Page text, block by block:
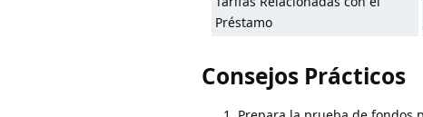
Préstamo
Consejos Prácticos